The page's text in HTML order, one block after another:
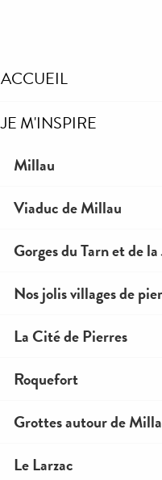
ACCUEIL
JE M'INSPIRE
Millau
Viaduc de Millau
Gorges du Tarn et de
Nos jolis villages de
La Cité de Pierres
Roquefort
Grottes autour de
Le Larzac